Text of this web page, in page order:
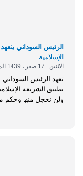
الرئيس السوداني
الإسلامية
الاثنين ، 17 صفر ، 1439 الموافق 06 نوفمبر 2017
تعهد الرئيس السوداني
تطبيق الشريعة
ولن نخجل منها وحكم
عليه